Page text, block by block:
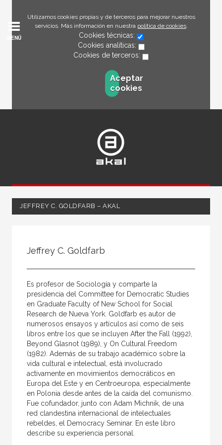
Utilizamos cookies propias y de terceros para mejorar nuestros
servicios. Más información en nuestra política de cookies.
Cookies técnicas:
Cookies analíticas:
Cookies de terceros:
Aceptar
cookies
MENÚ
JEFFREY C. GOLDFARB – AKAL
Coordinador
Editor
Editora
Escritor
Escritora
Ilustrador
Prologuista
Traductor
Traductora
Jeffrey C. Goldfarb
Es profesor de Sociología y comparte la
presidencia del Committee for Democratic Studies
en Graduate Faculty of New School for Social
Research de Nueva York. Goldfarb es autor de
numerosos ensayos y artículos así como de seis
libros entre los que se incluyen After the Fall (1992),
Beyond Glasnot (1989), y On Cultural Freedom
(1982). Además de su trabajo académico sobre la
vida cultural e intelectual, está involucrado
activamente en movimientos democráticos en
Europa del Este y en Centroeuropa, especialmente
en Polonia desde antes de la caída del comunismo.
Fue cofundador, junto con Adam Michnik, de una
red clandestina internacional de intelectuales
rebeldes, el Democracy Seminar. En este libro
describe su experiencia personal.